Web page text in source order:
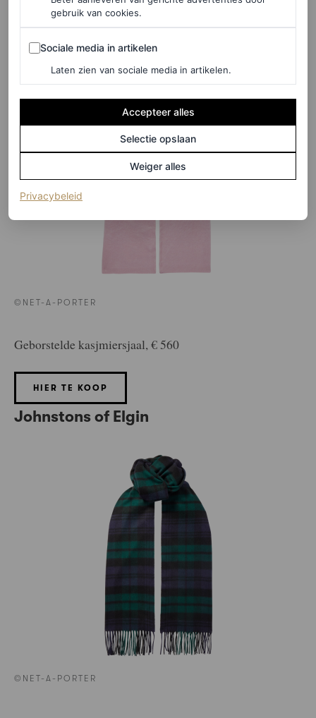
Lisa Yang
©NET-A-PORTER
Geborstelde kasjmiersjaal, € 560
HIER TE KOOP
Johnstons of Elgin
©NET-A-PORTER
gebruik van cookies.
Sociale media in artikelen
Sociale media in artikelen
Laten zien van sociale media in artikelen.
Accepteer alles
Selectie opslaan
Weiger alles
Privacybeleid